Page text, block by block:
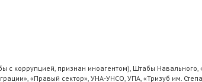
коррупцией, признан иноагентом), Штабы Навального,
«Правый сектор», УНА-УНСО, УПА, «Тризуб им.